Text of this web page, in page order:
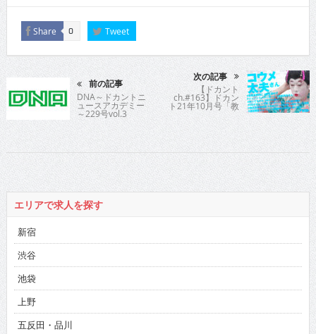
Share 0 Tweet
前の記事
DNA～ドカントニ
ュースアカデミー
～229号vol.3
次の記事
【ドカント
ch.#163】ドカン
ト21年10月号「教
えてパイセン！直
撃インタビュー!!」
コウメ太夫さんの
動画第3弾！【コウ
メ太夫さん3/4】
エリアで求人を探す
新宿
渋谷
池袋
上野
五反田・品川